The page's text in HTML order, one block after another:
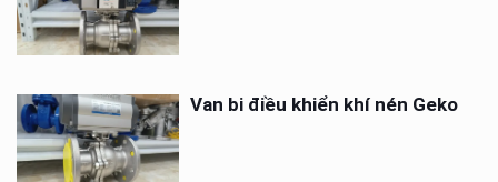
Van bi điều khiển khí nén Geko